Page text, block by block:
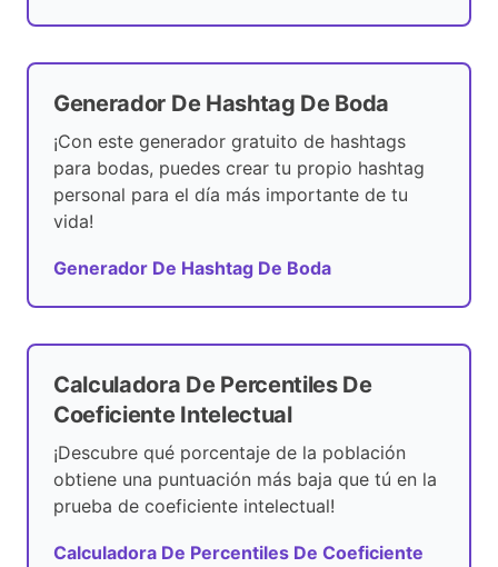
Generador De Hashtag De Boda
¡Con este generador gratuito de hashtags
para bodas, puedes crear tu propio hashtag
personal para el día más importante de tu
vida!
Generador De Hashtag De Boda
Calculadora De Percentiles De
Coeficiente Intelectual
¡Descubre qué porcentaje de la población
obtiene una puntuación más baja que tú en la
prueba de coeficiente intelectual!
Calculadora De Percentiles De Coeficiente